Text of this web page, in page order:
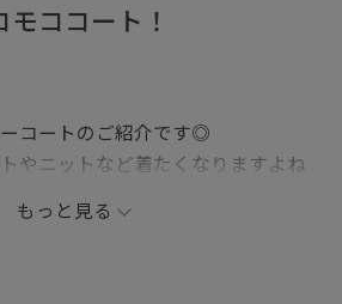
ココート！
コートのご紹介です◎
やニットなど着たくなりますよね
りするのですがこのコートは
群です！！
で、中にもしっかり着込めると思
もっと見る